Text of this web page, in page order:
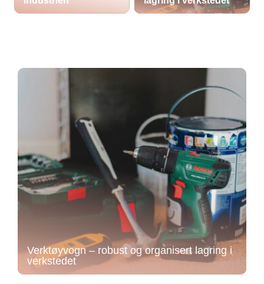
Verktøyvogn – robust og organisert lagring i
verkstedet